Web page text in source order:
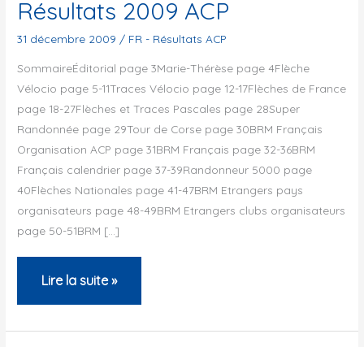
Résultats 2009 ACP
31 décembre 2009 / FR - Résultats ACP
SommaireÉditorial page 3Marie-Thérèse page 4Flèche
Vélocio page 5-11Traces Vélocio page 12-17Flèches de France
page 18-27Flèches et Traces Pascales page 28Super
Randonnée page 29Tour de Corse page 30BRM Français
Organisation ACP page 31BRM Français page 32-36BRM
Français calendrier page 37-39Randonneur 5000 page
40Flèches Nationales page 41-47BRM Etrangers pays
organisateurs page 48-49BRM Etrangers clubs organisateurs
page 50-51BRM […]
Résultats
2009
ACP
Lire la suite »